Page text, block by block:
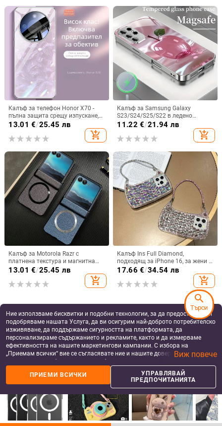
Калъф за телефон Honor X70 -
пълна защита срещу изпускане,
закалено стъкло, модел Аурора
13.01 €/25.45 лв
add_shopping_cart
Калъф за Samsung Galaxy
S23/S24/S25/S22 в ледено
кристално розово със стъклена
повърхност и метално боядисано
покритие
11.22 €/21.94 лв
add_shopping_cart
Калъф за Motorola Razr с
платнена текстура и магнитна
панта, флип
13.01 €/25.45 лв
add_shopping_cart
Калъф Ins Full Diamond,
подходящ за iPhone 16, за жени с
14-инчова личност, огледална
рамка с 13 големи отвора и
електролитно покритие, с
диаманти Ins Full Diamond.
17.66 €/34.54 лв
add_shopping_cart
Huawei Pura80 Ultra и P70Pro
Магнитен калъф с мек допир,
ултра тънък PC корпус,
противоударна защита
8.08 € 15.80 лв
Подходящ за Samsung S25 Ultra
магнитен държач за карти, кожен
калъф S24Plus, защитен калъф,
разделен на части, калъф за
16.28€/31.84 лв
Ние използваме бисквитки и подобни технологии, за да предоставяме и
подобряваме нашата Услуга, да ви осигурим най-доброто потребителско
изживяване, да поддържаме сигурността на платформата, да
персонализираме съдържанието и рекламите, както и да измерваме
ефективността на нашите маркетингови кампании. С избора на
„Приемам всички“ вие се съгласявате ние и нашите доверени партньори
да съхраняваме бисквитки и подобни технологии на вашето устройство
за рекламни и аналитични цели. Можете по всяко време да управлявате
своите предпочитания, като натиснете „Управлявай предпочитанията“.
За повече информация, моля, вижте нашата
данните.
Виж повече
ПРИЕМИ ВСИЧКИ
УПРАВЛЯВАЙ
ПРЕДПОЧИТАНИЯТА
search
Търси